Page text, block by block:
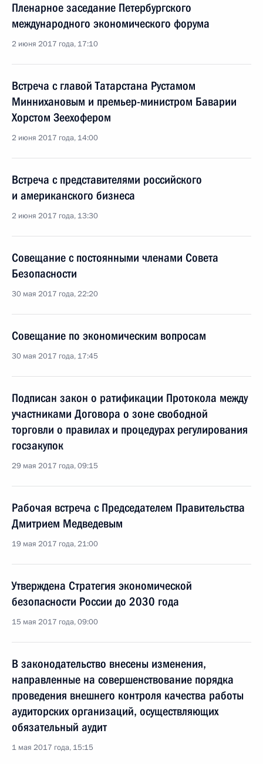
Пленарное заседание Петербургского
международного экономического форума
2 июня 2017 года, 17:10
Встреча с главой Татарстана Рустамом
Миннихановым и премьер-министром Баварии
Хорстом Зеехофером
2 июня 2017 года, 14:00
Встреча с представителями российского
и американского бизнеса
2 июня 2017 года, 13:30
Совещание с постоянными членами Совета
Безопасности
30 мая 2017 года, 22:20
Совещание по экономическим вопросам
30 мая 2017 года, 17:45
Подписан закон о ратификации Протокола между
участниками Договора о зоне свободной
торговли о правилах и процедурах регулирования
госзакупок
29 мая 2017 года, 09:15
Рабочая встреча с Председателем Правительства
Дмитрием Медведевым
19 мая 2017 года, 21:00
Утверждена Стратегия экономической
безопасности России до 2030 года
15 мая 2017 года, 09:00
В законодательство внесены изменения,
направленные на совершенствование порядка
проведения внешнего контроля качества работы
аудиторских организаций, осуществляющих
обязательный аудит
1 мая 2017 года, 15:15